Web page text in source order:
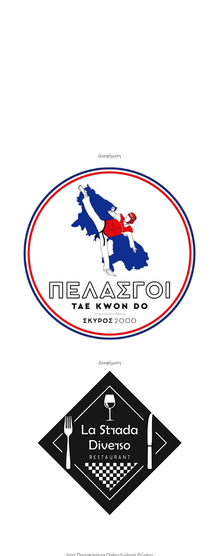
- Διαφήμιση -
- Διαφήμιση -
- Ιερό Προσκύνημα Οσίου Ιωάννη Ρώσου -